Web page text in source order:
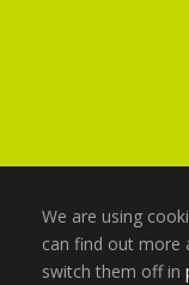
We are using
can find out more
switch them off in